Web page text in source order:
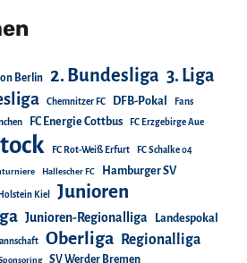
Berlin 2. Bundesliga 3. Liga
Chemnitzer FC DFB-Pokal Fans
FC Energie Cottbus FC Erzgebirge Aue
FC Rot-Weiß Erfurt FC Schalke 04
Hallescher FC Hamburger SV
Holstein Kiel Junioren
Junioren-Regionalliga
Landespokal
Oberliga Regionalliga
SV Werder Bremen